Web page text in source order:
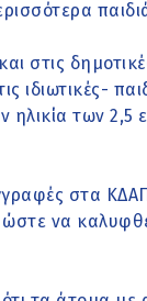
στις
ιδιωτικές-
των 2,5
στα
να